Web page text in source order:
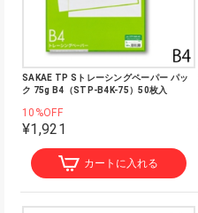
SAKAE TP Sトレーシングペーパー パッ
ク 75g B4（STP-B4K-75）50枚入
10%OFF
¥1,921
カートに入れる